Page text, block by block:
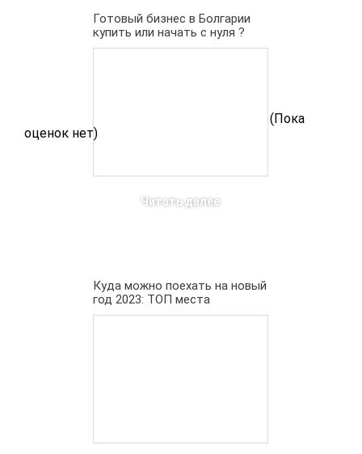
(Пока
оценок нет)
Готовый бизнес в Болгарии
купить или начать с нуля ?
Читать далее
Куда можно поехать на новый
год 2023: ТОП места